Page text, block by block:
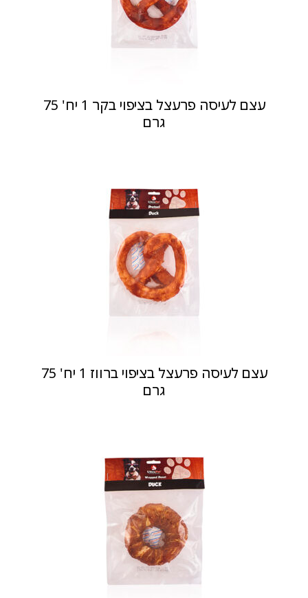
עצם לעיסה פרעצל בציפוי בקר 1 יח' 75
גרם
עצם לעיסה פרעצל בציפוי ברווז 1 יח' 75
גרם